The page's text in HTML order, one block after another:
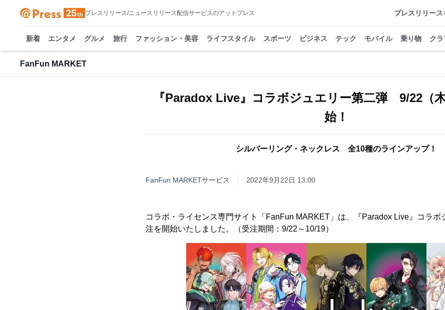
プレスリリース/ニュースリリース配信サービスのアットプレス プレスリリース
新着 エンタメ グルメ 旅行 ファッション・美容 ライフスタイル スポーツ ビジネス テック モバイル 乗り物 ク
FanFun MARKET
『Paradox Live』コラボジュエリー第二弾 9/22（
始！
シルバーリング・ネックレス 全10種のラインアップ！
FanFun MARKETサービス 2022年9月22日 13:00
コラボ・ライセンス専門サイト「FanFun MARKET」は、『Paradox Live』コラボ
注を開始いたしました。（受注期間：9/22～10/19）